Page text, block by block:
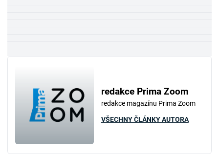
redakce Prima Zoom
redakce magazínu Prima Zoom
VŠECHNY ČLÁNKY AUTORA